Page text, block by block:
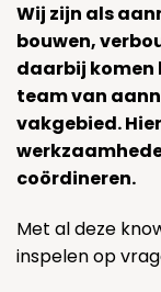
Wij zijn als
bouwen,
daarbij komen
team van
vakgebied.
coördineren.
Met al deze
inspelen op